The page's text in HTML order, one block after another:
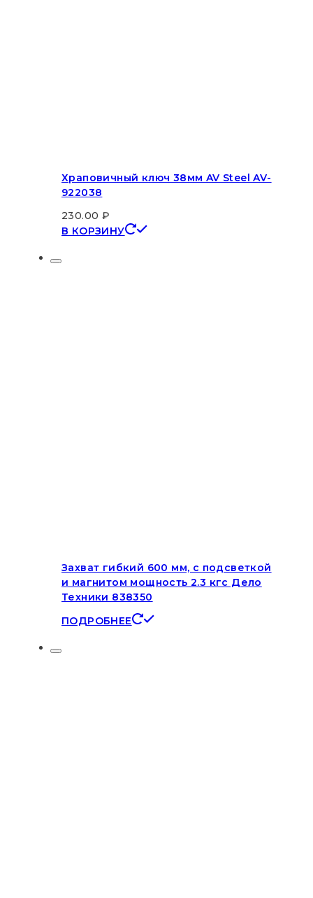
Храповичный ключ 38мм AV Steel AV-
922038
230.00 ₽
В КОРЗИНУ
Захват гибкий 600 мм, с подсветкой
и магнитом мощность 2.3 кгс Дело
Техники 838350
ПОДРОБНЕЕ